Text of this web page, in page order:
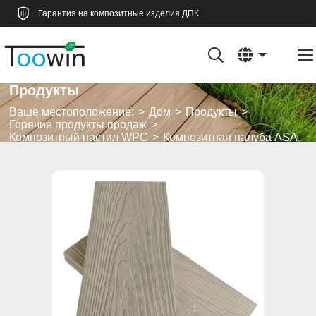
Гарантия на композитные изделия ДПК
Продукты
Ваше местоположение: Дом
Продукты
Горячие продукты продаж
Композитный настил WPC
Композитная палуба ASA